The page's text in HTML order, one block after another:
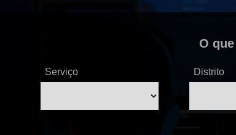
O
Serviço Distrito